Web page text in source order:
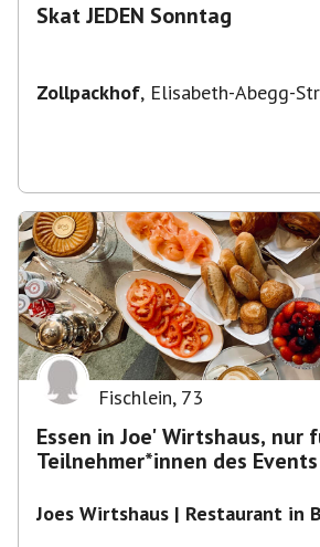
Skat JEDEN Sonntag
Zollpackhof, Elisabeth-Abegg-
Fischlein, 73
Essen in Joe' Wirtshaus, nur
Teilnehmer*innen des
Joes Wirtshaus | Restaurant in